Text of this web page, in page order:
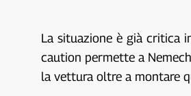
La situazione è già critica
caution permette a
la vettura oltre a montare